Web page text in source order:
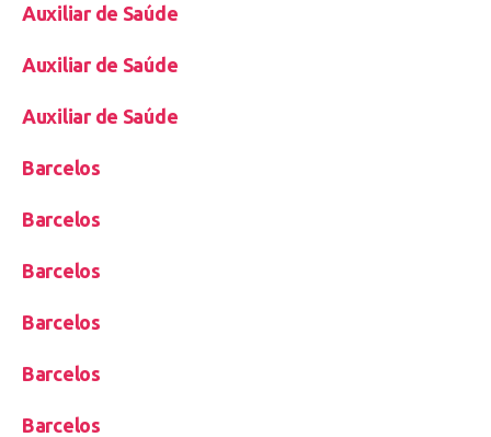
Auxiliar de Saúde
Auxiliar de Saúde
Auxiliar de Saúde
Barcelos
Barcelos
Barcelos
Barcelos
Barcelos
Barcelos